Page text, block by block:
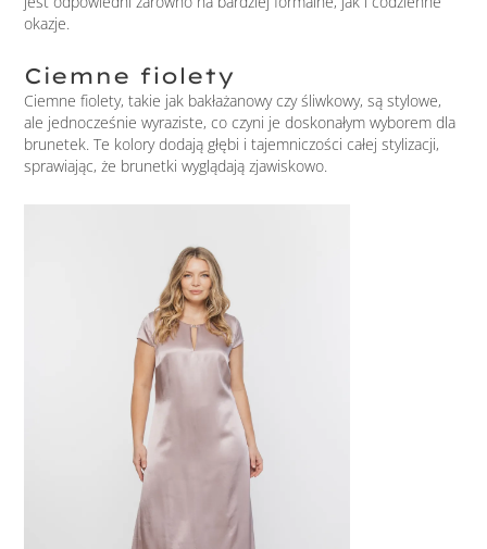
okazje.
Ciemne fiolety
Ciemne fiolety, takie jak bakłażanowy czy śliwkowy, są stylowe,
ale jednocześnie wyraziste, co czyni je doskonałym wyborem dla
brunetek. Te kolory dodają głębi i tajemniczości całej stylizacji,
sprawiając, że brunetki wyglądają zjawiskowo.